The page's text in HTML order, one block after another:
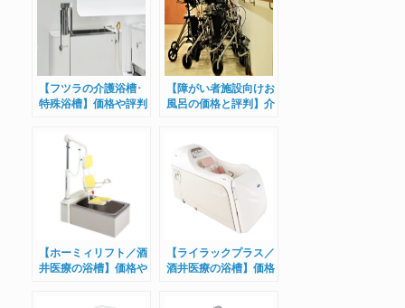
【フツラの介護浴槽･
特殊浴槽】価格や評判
【障がい者施設向けお
風呂の価格と評判】介
【ホーミィリフト／酒
井医療の浴槽】価格や
【ライラックプラス／
酒井医療の浴槽】価格